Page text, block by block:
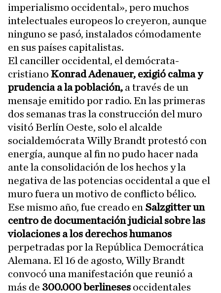
imperialismo occidental», pero muchos
intelectuales europeos lo creyeron, aunque
ninguno se pasó, instalados cómodamente
en sus países capitalistas.
El canciller occidental, el demócrata-
cristiano Konrad Adenauer, exigió calma y
prudencia a la población, a través de un
mensaje emitido por radio. En las primeras
dos semanas tras la construcción del muro
visitó Berlín Oeste, solo el alcalde
socialdemócrata Willy Brandt protestó con
energía, aunque al fin no pudo hacer nada
ante la consolidación de los hechos y la
negativa de las potencias occidental a que el
muro fuera un motivo de conflicto bélico.
Ese mismo año, fue creado en Salzgitterun
centro de documentación judicial sobre las
violaciones a los derechos humanos
perpetradas por la República Democrática
Alemana. El 16 de agosto, Willy Brandt
convocó una manifestación que reunió a
más de 300.000 berlineses occidentales